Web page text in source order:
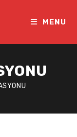
MENU